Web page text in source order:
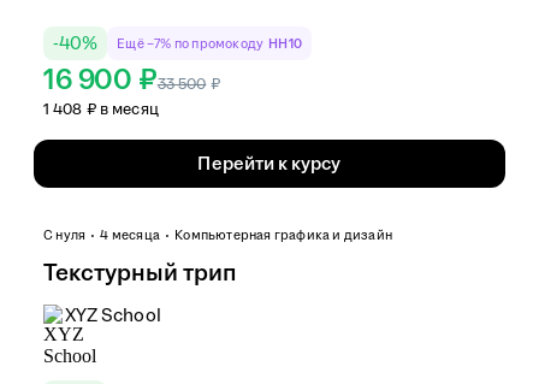
-40% Ещё −7% по промокоду HH10
16 900 ₽33 500 ₽
1 408 ₽ в месяц
Перейти к курсу
С нуля 4 месяца Компьютерная графика и дизайн
Текстурный трип
XYZ School